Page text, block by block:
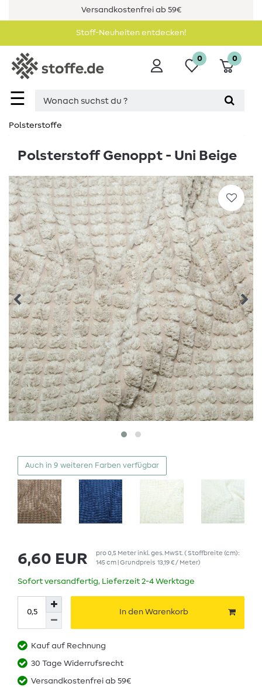
Versandkostenfrei ab 59€
Stoff-Neuheiten entdecken!
☰
0 0
Polsterstoffe
Polsterstoff Genoppt - Uni Beige
Auch in 9 weiteren Farben verfügbar
6,60 EUR pro0,5 Meterinkl. ges. MwSt. ( Stoffbreite (cm):
145 cm | Grundpreis 13,19 € / Meter)
Sofort versandfertig, Lieferzeit 2-4 Werktage
In den Warenkorb
Kauf auf Rechnung
30 Tage Widerrufsrecht
Versandkostenfrei ab 59€